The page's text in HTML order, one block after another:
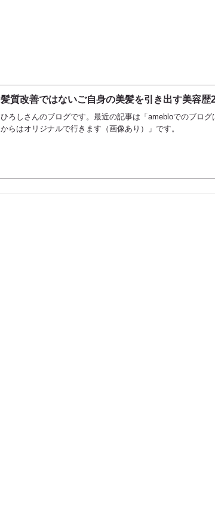
髪質改善ではないご自身の美髪を引き出す美容歴
ひろしさんのブログです。最近の記事は「amebloでのブロ
からはオリジナルで行きます（画像あり）」です。